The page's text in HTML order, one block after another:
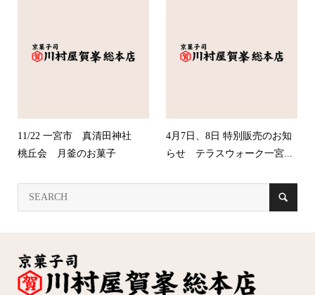
11/22 一宮市 真清田神社
桃丘会 月釜のお菓子
4月7日、8日 特別販売のお知
らせ テラスウォーク一宮...